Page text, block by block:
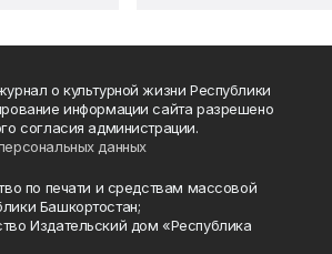
о культурной жизни Республики
информации сайта разрешено
согласия администрации.
данных
по печати и средствам массовой
Башкортостан;
Издательский дом «Республика